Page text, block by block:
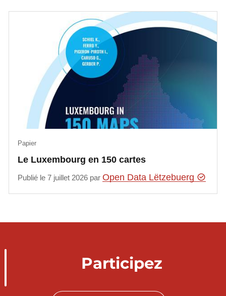
Le Luxembourg en 150 cartes
Papier
Publié le 7 juillet 2026 parOpen Data Lëtzebuerg
Participez